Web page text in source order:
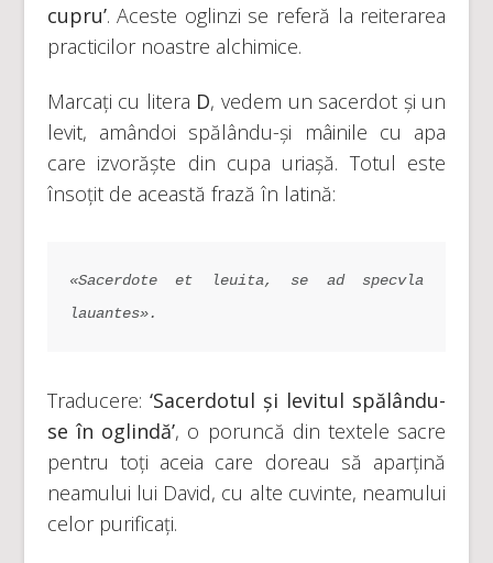
cupru’. Aceste oglinzi se referă la reiterarea
practicilor noastre alchimice.
Marcați cu litera D, vedem un sacerdot și un
levit, amândoi spălându-și mâinile cu apa
care izvorăște din cupa uriașă. Totul este
însoțit de această frază în latină:
«Sacerdote et leuita, se ad specvla
lauantes».
Traducere: ‘Sacerdotul și levitul spălându-
se în oglindă’, o poruncă din textele sacre
pentru toți aceia care doreau să aparțină
neamului lui David, cu alte cuvinte, neamului
celor purificați.